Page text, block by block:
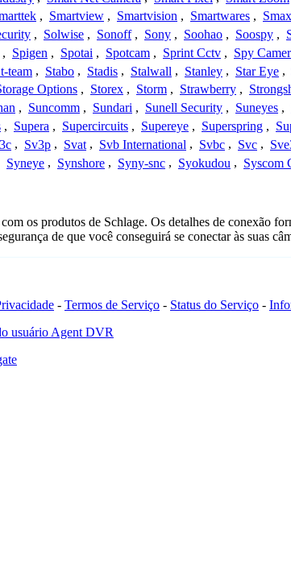
, Smartview , Smartvision , Smartwares , Smax
, Solwise , Sonoff , Sony , Soohao , Soospy ,
, Spigen , Spotai , Spotcam , Sprint Cctv , Spy
team , Stabo , Stadis , Stalwall , Stanley , Star Eye ,
Options , Storex , Storm , Strawberry ,
, Suncomm , Sundari , Sunell Security , Suneyes ,
, Supera , Supercircuits , Supereye , Superspring ,
, Sv3p , Svat , Svb International , Svbc , Svc ,
Syneye , Synshore , Syny-snc , Syokudou , Syscom
os produtos de Schlage. Os detalhes de conexão
de que você conseguirá se conectar às suas
- Termos de Serviço - Status do Serviço -
usuário Agent DVR